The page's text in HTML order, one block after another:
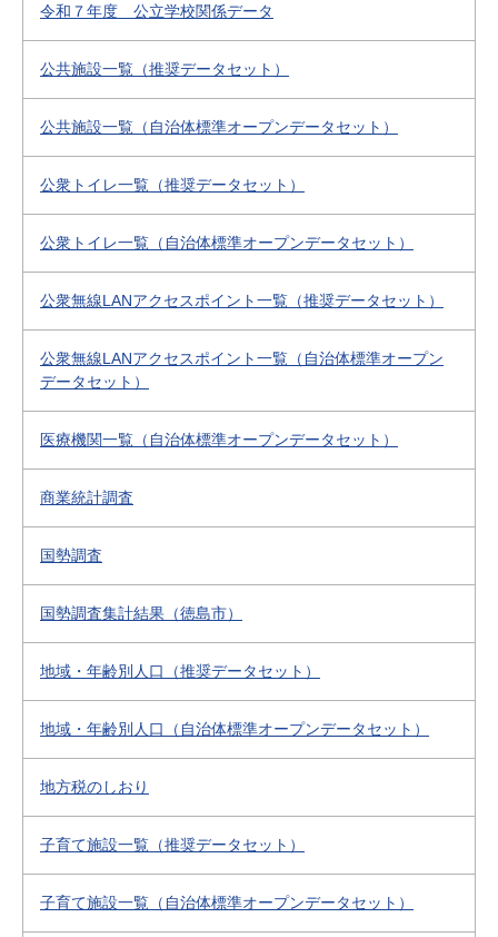
令和７年度 公立学校関係データ
公共施設一覧（推奨データセット）
公共施設一覧（自治体標準オープンデータセット）
公衆トイレ一覧（推奨データセット）
公衆トイレ一覧（自治体標準オープンデータセット）
公衆無線LANアクセスポイント一覧（推奨データセット）
公衆無線LANアクセスポイント一覧（自治体標準オープン
データセット）
医療機関一覧（自治体標準オープンデータセット）
商業統計調査
国勢調査
国勢調査集計結果（徳島市）
地域・年齢別人口（推奨データセット）
地域・年齢別人口（自治体標準オープンデータセット）
地方税のしおり
子育て施設一覧（推奨データセット）
子育て施設一覧（自治体標準オープンデータセット）